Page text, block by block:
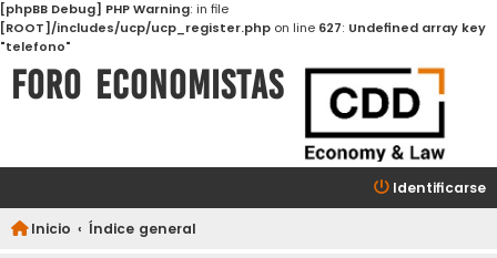
[phpBB Debug] PHP Warning: in file
[ROOT]/includes/ucp/ucp_register.php on line 627: Undefined array key
"telefono"
FORO ECONOMISTAS
Identificarse
Inicio Índice general